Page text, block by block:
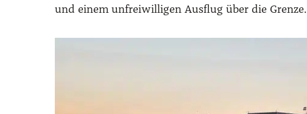
und einem unfreiwilligen Ausflug über die Grenze.